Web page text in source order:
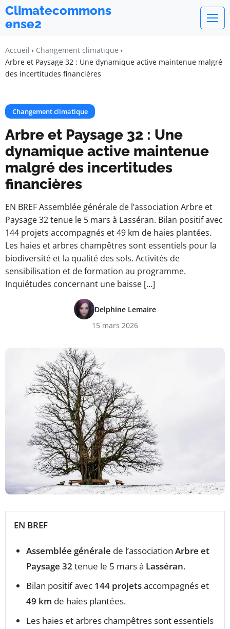
Climatecommons
ense2
Accueil
Changement climatique
Arbre et Paysage 32 : Une dynamique active maintenue malgré
des incertitudes financières
Changement climatique
Arbre et Paysage 32 : Une
dynamique active maintenue
malgré des incertitudes
financières
EN BREF Assemblée générale de l’association Arbre et
Paysage 32 tenue le 5 mars à Lasséran. Bilan positif avec
144 projets accompagnés et 49 km de haies plantées.
Les haies et arbres champêtres sont essentiels pour la
biodiversité et la qualité des sols. Activités de
sensibilisation et de formation au programme.
Inquiétudes concernant une baisse […]
Delphine Lemaire
15 mars 2026
EN BREF
Assemblée générale de l’association Arbre et
Paysage 32 tenue le 5 mars à Lasséran.
Bilan positif avec 144 projetsaccompagnés et
49 km de haies plantées.
Les haies et arbres champêtres sont essentiels